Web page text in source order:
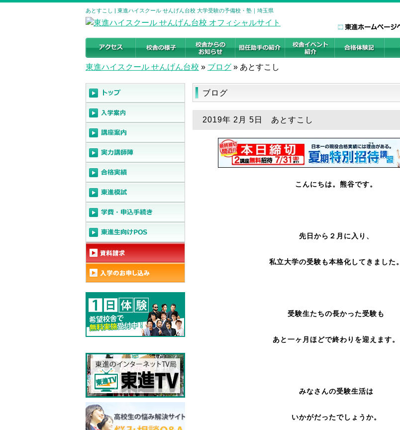
あとすこし | 東進ハイスクール せんげん台校 大学受験の予備校・塾｜埼玉県
東進ハイスクール せんげん台校 » ブログ » あとすこし
ブログ
2019年 2月 5日 あとすこし
こんにちは。熊谷です。
先日から２月に入り、
私立大学の受験も本格化してきました。
受験生たちの長かった受験も
あと一ヶ月ほどで終わりを迎えます。
みなさんの受験生活は
いかがだったでしょうか。